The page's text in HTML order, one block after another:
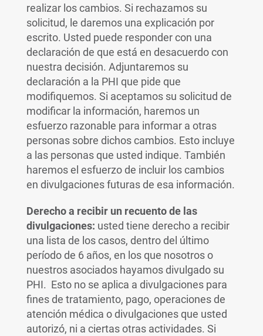
realizar los cambios. Si rechazamos su
solicitud, le daremos una explicación por
escrito. Usted puede responder con una
declaración de que está en desacuerdo con
nuestra decisión. Adjuntaremos su
declaración a la PHI que pide que
modifiquemos. Si aceptamos su solicitud de
modificar la información, haremos un
esfuerzo razonable para informar a otras
personas sobre dichos cambios. Esto incluye
a las personas que usted indique. También
haremos el esfuerzo de incluir los cambios
en divulgaciones futuras de esa información.
Derecho a recibir un recuento de las
divulgaciones: usted tiene derecho a recibir
una lista de los casos, dentro del último
período de 6 años, en los que nosotros o
nuestros asociados hayamos divulgado su
PHI. Esto no se aplica a divulgaciones para
fines de tratamiento, pago, operaciones de
atención médica o divulgaciones que usted
autorizó, ni a ciertas otras actividades. Si